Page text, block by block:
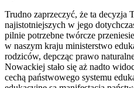
Trudno zaprzeczyć, że ta decyzja
najistotniejszych w jego
pilnie potrzebne twórcze
w naszym kraju ministerstwo
rodziców, depcząc prawo
Nowackiej stało się aż nadto
cechą państwowego systemu